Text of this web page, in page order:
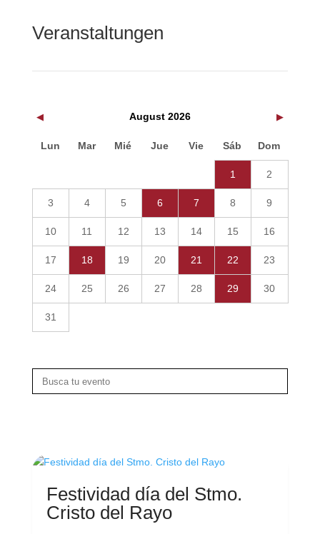
Veranstaltungen
◀ August 2026 ▶
Lun Mar Mié Jue Vie Sáb Dom
1 2
3 4 5 6 7 8 9
10 11 12 13 14 15 16
17 18 19 20 21 22 23
24 25 26 27 28 29 30
31
Festividad día del Stmo.
Cristo del Rayo